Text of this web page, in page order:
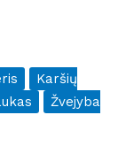
Karšių
Žvejyba